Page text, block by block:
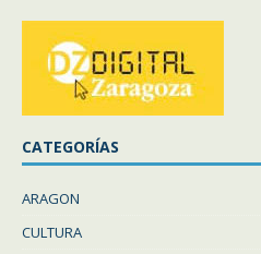
CATEGORÍAS
ARAGON
CULTURA